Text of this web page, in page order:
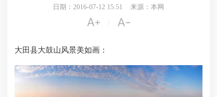
日期：2016-07-12 15:51 来源：本网
 
大田县大鼓山风景美如画：